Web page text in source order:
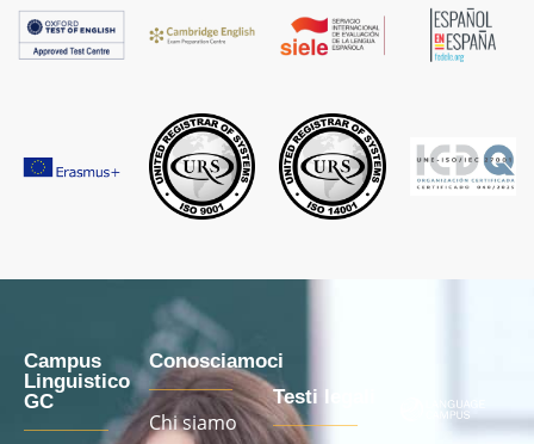
Campus
Linguistico
GC
Conosciamoci
Chi siamo
Testi legali